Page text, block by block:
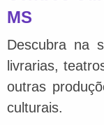
MS
Descubra na
livrarias,
outras
culturais.